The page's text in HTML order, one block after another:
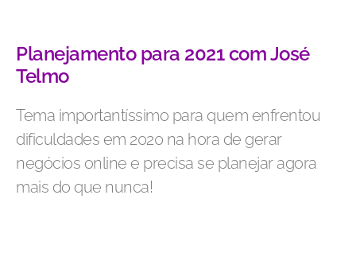
Planejamento para 2021 com José
Telmo
Tema importantíssimo para quem enfrentou
dificuldades em 2020 na hora de gerar
negócios online e precisa se planejar agora
mais do que nunca!